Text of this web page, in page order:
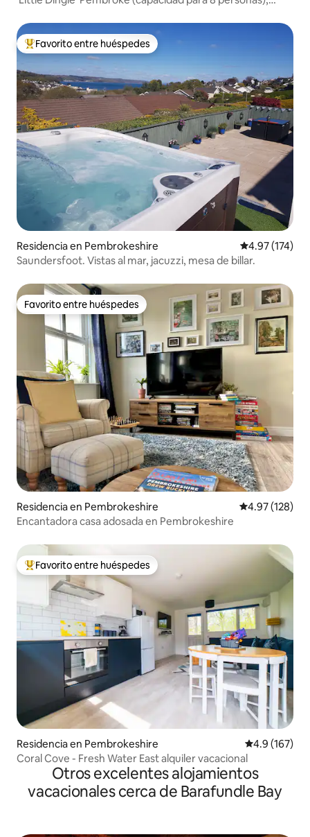
De los mejores en Favorito entre huéspedes
Favorito entre huéspedes
Residencia en Pembrokeshire Calificación
4.97 (174)
Saundersfoot. Vistas al mar, jacuzzi, mesa de billar.
Favorito entre huéspedes
Favorito entre huéspedes
Residencia en Pembrokeshire Calificación
4.97 (128)
Encantadora casa adosada en Pembrokeshire
De los mejores en Favorito entre huéspedes
Favorito entre huéspedes
Residencia en Pembrokeshire Calificación
4.9 (167)
Coral Cove - Fresh Water East alquiler vacacional
Otros excelentes alojamientos
vacacionales cerca de Barafundle Bay